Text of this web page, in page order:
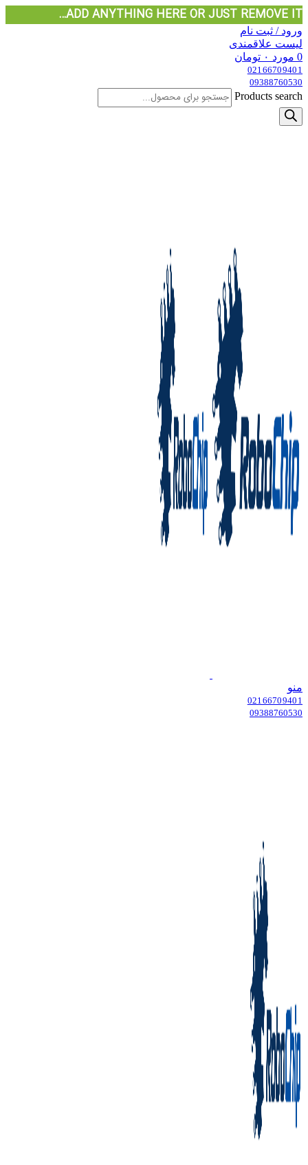
ADD ANYTHING HERE OR JUST REMOVE IT…
ورود / ثبت نام
لیست علاقمندی
0 مورد ۰ تومان
02166709401
09388760530
Products search
منو
02166709401
09388760530